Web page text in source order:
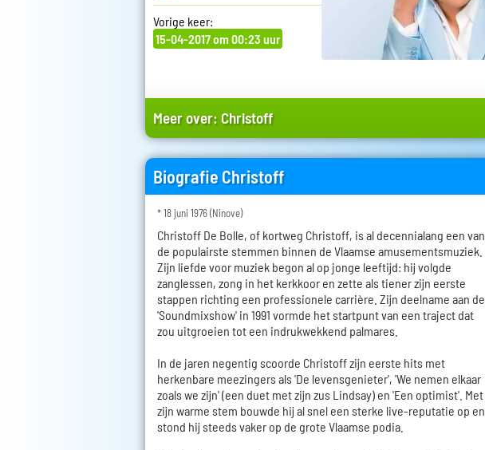
Vorige keer:
15-04-2017 om 00:23 uur
Meer over: Christoff
Biografie Christoff
* 18 juni 1976 (Ninove)
Christoff De Bolle, of kortweg Christoff, is al decennialang een van
de populairste stemmen binnen de Vlaamse amusementsmuziek.
Zijn liefde voor muziek begon al op jonge leeftijd: hij volgde
zanglessen, zong in het kerkkoor en zette als tiener zijn eerste
stappen richting een professionele carrière. Zijn deelname aan de
'Soundmixshow' in 1991 vormde het startpunt van een traject dat
zou uitgroeien tot een indrukwekkend palmares.
In de jaren negentig scoorde Christoff zijn eerste hits met
herkenbare meezingers als 'De levensgenieter', 'We nemen elkaar
zoals we zijn' (een duet met zijn zus Lindsay) en 'Een optimist'. Met
zijn warme stem bouwde hij al snel een sterke live-reputatie op en
stond hij steeds vaker op de grote Vlaamse podia.